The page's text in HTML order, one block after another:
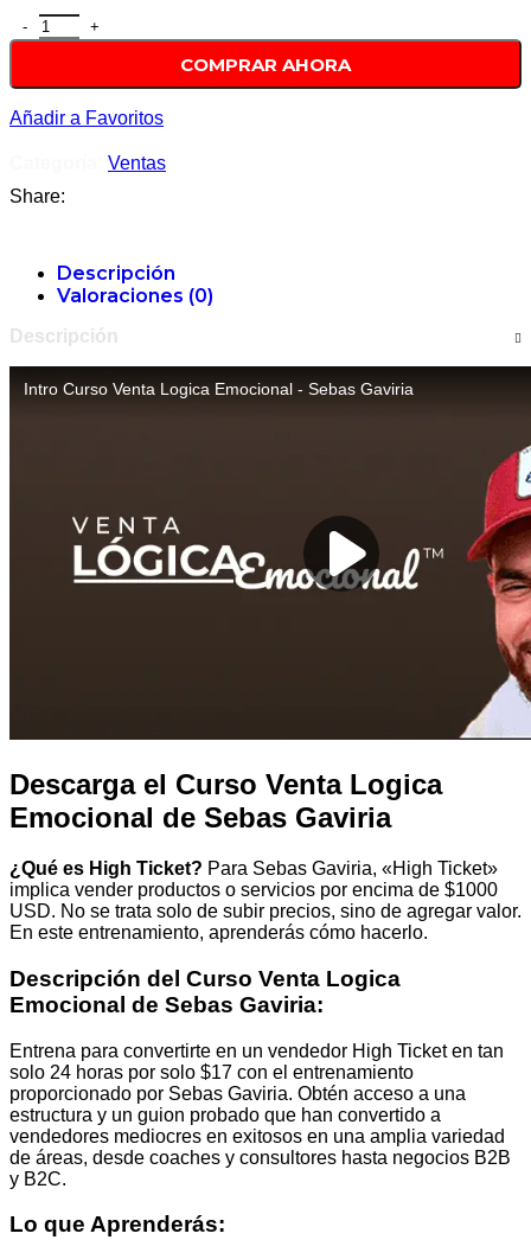
Curso Venta Logica Emocional de Sebas Gaviria cantidad
COMPRAR AHORA
Añadir a Favoritos
Ventas
Share:
Descripción
Valoraciones (0)
Descripción
Descarga el Curso Venta Logica
Emocional de Sebas Gaviria
¿Qué es High Ticket? Para Sebas Gaviria, «High Ticket»
implica vender productos o servicios por encima de $1000
USD. No se trata solo de subir precios, sino de agregar valor.
En este entrenamiento, aprenderás cómo hacerlo.
Descripción del Curso Venta Logica
Emocional de Sebas Gaviria:
Entrena para convertirte en un vendedor High Ticket en tan
solo 24 horas por solo $17 con el entrenamiento
proporcionado por Sebas Gaviria. Obtén acceso a una
estructura y un guion probado que han convertido a
vendedores mediocres en exitosos en una amplia variedad
de áreas, desde coaches y consultores hasta negocios B2B
y B2C.
Lo que Aprenderás: